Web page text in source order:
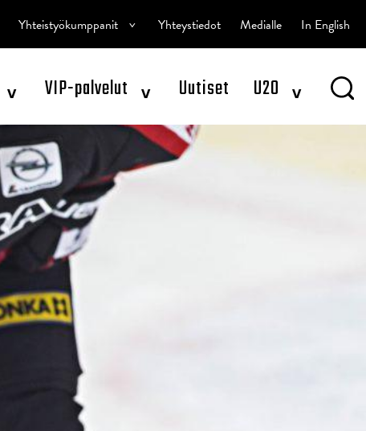
^ VIP-palvelut ^ Uutiset U20 ^
Yhteistyökumppanit ^ Yhteystiedot Medialle In English